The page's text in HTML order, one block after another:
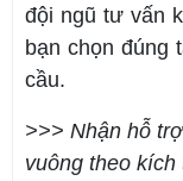
đội ngũ tư vấn
bạn chọn đúng
cầu.
>>> Nhận hỗ
vuông theo